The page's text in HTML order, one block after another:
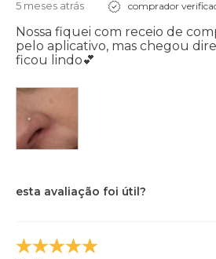
5 meses atrás comprador
Nossa fiquei com receio de
pelo aplicativo, mas chegou
ficou lindo💕
esta avaliação foi útil?